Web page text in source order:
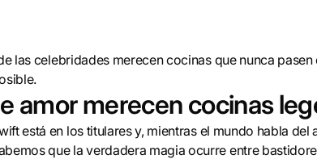
las celebridades merecen cocinas que nunca
amor merecen cocinas
está en los titulares y, mientras el mundo habla del
que la verdadera magia ocurre entre